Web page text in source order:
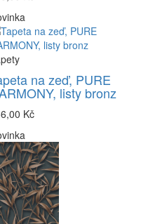
na zeď, PURE
listy bronz
Kč